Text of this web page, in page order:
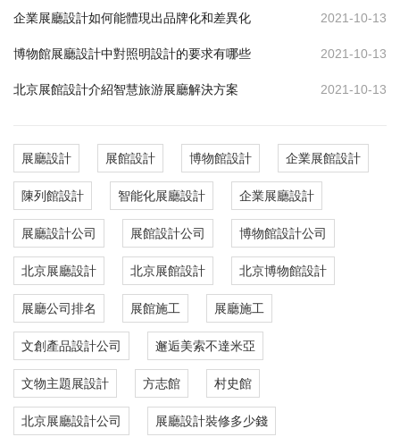
企業展廳設計如何能體現出品牌化和差異化 2021-10-13
博物館展廳設計中對照明設計的要求有哪些 2021-10-13
北京展館設計介紹智慧旅游展廳解決方案 2021-10-13
展廳設計 展館設計 博物館設計 企業展館設計
陳列館設計 智能化展廳設計 企業展廳設計
展廳設計公司 展館設計公司 博物館設計公司
北京展廳設計 北京展館設計 北京博物館設計
展廳公司排名 展館施工 展廳施工
文創產品設計公司 邂逅美索不達米亞
文物主題展設計 方志館 村史館
北京展廳設計公司 展廳設計裝修多少錢